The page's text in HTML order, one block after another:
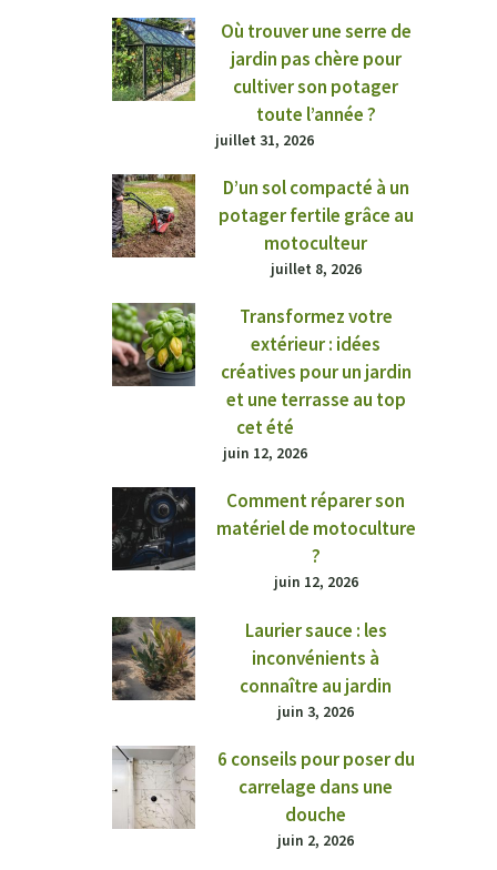
Où trouver une serre de
jardin pas chère pour
cultiver son potager
toute l’année ?
juillet 31, 2026
D’un sol compacté à un
potager fertile grâce au
motoculteur
juillet 8, 2026
Transformez votre
extérieur : idées
créatives pour un jardin
et une terrasse au top
cet été
juin 12, 2026
Comment réparer son
matériel de motoculture
?
juin 12, 2026
Laurier sauce : les
inconvénients à
connaître au jardin
juin 3, 2026
6 conseils pour poser du
carrelage dans une
douche
juin 2, 2026